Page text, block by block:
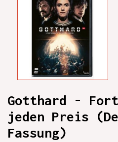
Gotthard -
jeden Preis
Fassung)